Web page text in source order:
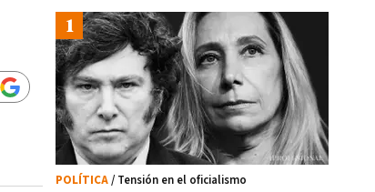
POLÍTICA/ Tensión en el oficialismo